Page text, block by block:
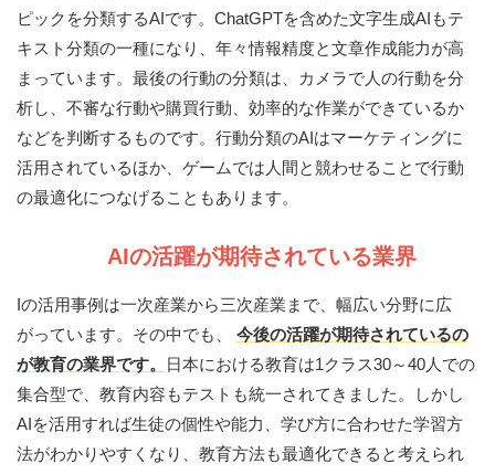
ピックを分類するAIです。ChatGPTを含めた文字生成AIもテ
キスト分類の一種になり、年々情報精度と文章作成能力が高
まっています。最後の行動の分類は、カメラで人の行動を分
析し、不審な行動や購買行動、効率的な作業ができているか
などを判断するものです。行動分類のAIはマーケティングに
活用されているほか、ゲームでは人間と競わせることで行動
の最適化につなげることもあります。
AIの活躍が期待されている業界
Iの活用事例は一次産業から三次産業まで、幅広い分野に広
がっています。その中でも、 今後の活躍が期待されているの
が教育の業界です。
日本における教育は1クラス30～40人での
集合型で、教育内容もテストも統一されてきました。しかし
AIを活用すれば生徒の個性や能力、学び方に合わせた学習方
法がわかりやすくなり、教育方法も最適化できると考えられ